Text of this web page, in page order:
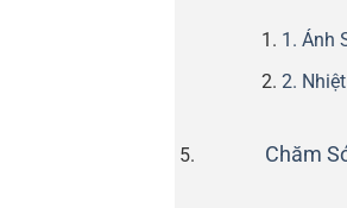
1. Ánh
2.
Chăm